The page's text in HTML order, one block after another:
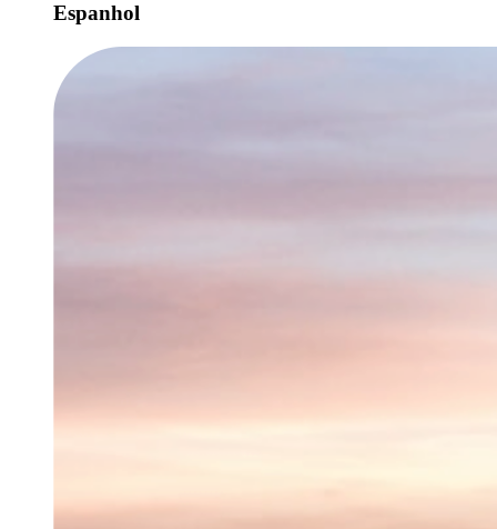
Espanhol